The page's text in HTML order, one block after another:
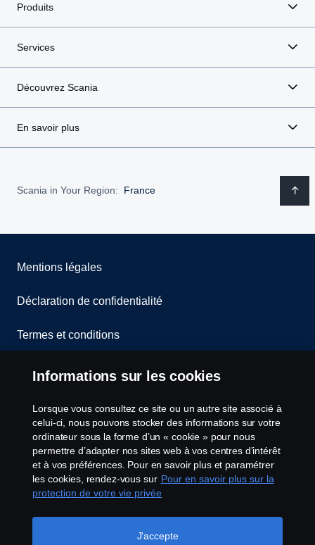
Produits
Services
Découvrez Scania
En savoir plus
Scania in Your Region: France
Mentions légales
Déclaration de confidentialité
Termes et conditions
Contactez-nous
Lanceurs d’alerte
Politique de cookies
Configuration des cookies
Informations sur les cookies
Lorsque vous consultez ce site ou un autre site associé à
celui-ci, nous pouvons stocker des informations sur votre
ordinateur sous la forme d’un « cookie » pour nous
permettre d’adapter nos sites web à vos centres d’intérêt
et à vos préférences. Pour en savoir plus et paramétrer
les cookies, rendez-vous sur Pour en savoir plus sur la
protection de votre vie privée
J'accepte